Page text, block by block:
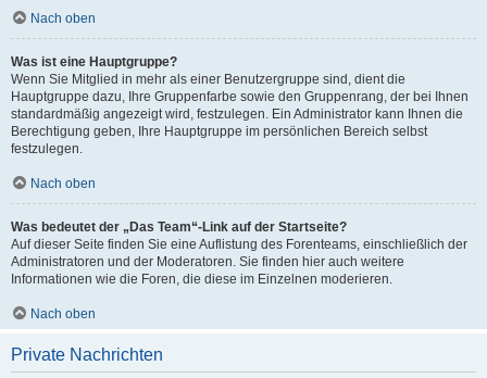
Nach oben
Was ist eine Hauptgruppe?
Wenn Sie Mitglied in mehr als einer Benutzergruppe sind, dient die
Hauptgruppe dazu, Ihre Gruppenfarbe sowie den Gruppenrang, der bei Ihnen
standardmäßig angezeigt wird, festzulegen. Ein Administrator kann Ihnen die
Berechtigung geben, Ihre Hauptgruppe im persönlichen Bereich selbst
festzulegen.
Nach oben
Was bedeutet der „Das Team“-Link auf der Startseite?
Auf dieser Seite finden Sie eine Auflistung des Forenteams, einschließlich der
Administratoren und der Moderatoren. Sie finden hier auch weitere
Informationen wie die Foren, die diese im Einzelnen moderieren.
Nach oben
Private Nachrichten